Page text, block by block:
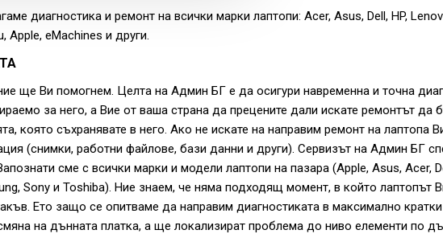
диагностика и ремонт на всички марки лаптопи: Acer, Asus, Dell, HP,
Apple, eMachines и други.
ще Ви помогнем. Целта на Админ БГ е да осигури навременна и точна
за него, а Вие от ваша страна да прецените дали искате ремонтът да
която съхранявате в него. Ако не искате на направим ремонт на
(снимки, работни файлове, бази данни и други). Сервизът на Админ БГ
сме с всички марки и модели лаптопи на пазара (Apple, Asus, Acer,
Sony и Toshiba). Ние знаем, че няма подходящ момент, в който лаптопът
Ето защо се опитваме да направим диагностиката в максимално
на дънната платка, а ще локализират проблема до ниво елементи по